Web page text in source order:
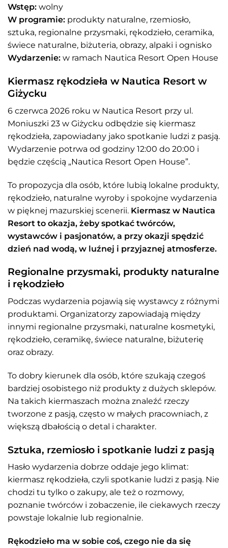
Wstęp: wolny
W programie: produkty naturalne, rzemiosło,
sztuka, regionalne przysmaki, rękodzieło, ceramika,
świece naturalne, biżuteria, obrazy, alpaki i ognisko
Wydarzenie: w ramach Nautica Resort Open House
Kiermasz rękodzieła w Nautica Resort w
Giżycku
6 czerwca 2026 roku w Nautica Resort przy ul.
Moniuszki 23 w Giżycku odbędzie się kiermasz
rękodzieła, zapowiadany jako spotkanie ludzi z pasją.
Wydarzenie potrwa od godziny 12:00 do 20:00 i
będzie częścią „Nautica Resort Open House”.
To propozycja dla osób, które lubią lokalne produkty,
rękodzieło, naturalne wyroby i spokojne wydarzenia
w pięknej mazurskiej scenerii. Kiermasz w Nautica
Resort to okazja, żeby spotkać twórców,
wystawców i pasjonatów, a przy okazji spędzić
dzień nad wodą, w luźnej i przyjaznej atmosferze.
Regionalne przysmaki, produkty naturalne
i rękodzieło
Podczas wydarzenia pojawią się wystawcy z różnymi
produktami. Organizatorzy zapowiadają między
innymi regionalne przysmaki, naturalne kosmetyki,
rękodzieło, ceramikę, świece naturalne, biżuterię
oraz obrazy.
To dobry kierunek dla osób, które szukają czegoś
bardziej osobistego niż produkty z dużych sklepów.
Na takich kiermaszach można znaleźć rzeczy
tworzone z pasją, często w małych pracowniach, z
większą dbałością o detal i charakter.
Sztuka, rzemiosło i spotkanie ludzi z pasją
Hasło wydarzenia dobrze oddaje jego klimat:
kiermasz rękodzieła, czyli spotkanie ludzi z pasją. Nie
chodzi tu tylko o zakupy, ale też o rozmowy,
poznanie twórców i zobaczenie, ile ciekawych rzeczy
powstaje lokalnie lub regionalnie.
Rękodzieło ma w sobie coś, czego nie da się